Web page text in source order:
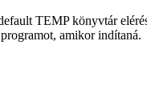
TEMP könyvtár
amikor indítaná.